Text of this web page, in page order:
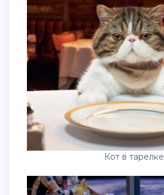
Кот в тарелке